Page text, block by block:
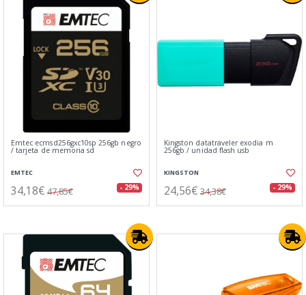
Emtec ecmsd256gxc10sp 256gb negro
/ tarjeta de memoria sd
EMTEC
34,18€ 47,85€ - 29%
Kingston datatraveler exodia m
256gb / unidad flash usb
KINGSTON
24,56€ 34,38€ - 29%